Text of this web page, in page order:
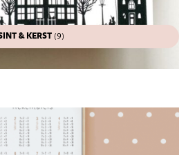
& KERST(9)